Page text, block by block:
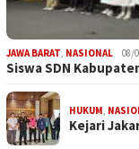
JAWA BARAT, NASIONAL 08/
Siswa SDN
HUKUM,
Kejari